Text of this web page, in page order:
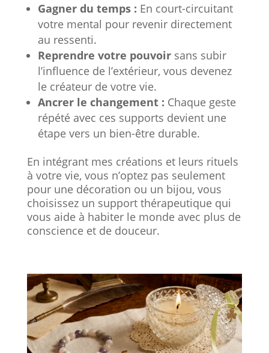
Gagner du temps : En court-circuitant
votre mental pour revenir directement
au ressenti.
Reprendre votre pouvoirsans subir
l’influence de l’extérieur, vous devenez
le créateur de votre vie.
Ancrer le changement : Chaque geste
répété avec ces supports devient une
étape vers un bien-être durable.
En intégrant mes créations et leurs rituels
à votre vie, vous n’optez pas seulement
pour une décoration ou un bijou, vous
choisissez un support thérapeutique qui
vous aide à habiter le monde avec plus de
conscience et de douceur.